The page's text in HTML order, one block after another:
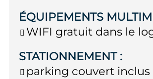
ÉQUIPEMENTS
WIFI gratuit dans le
STATIONNEMENT :
parking couvert inclus